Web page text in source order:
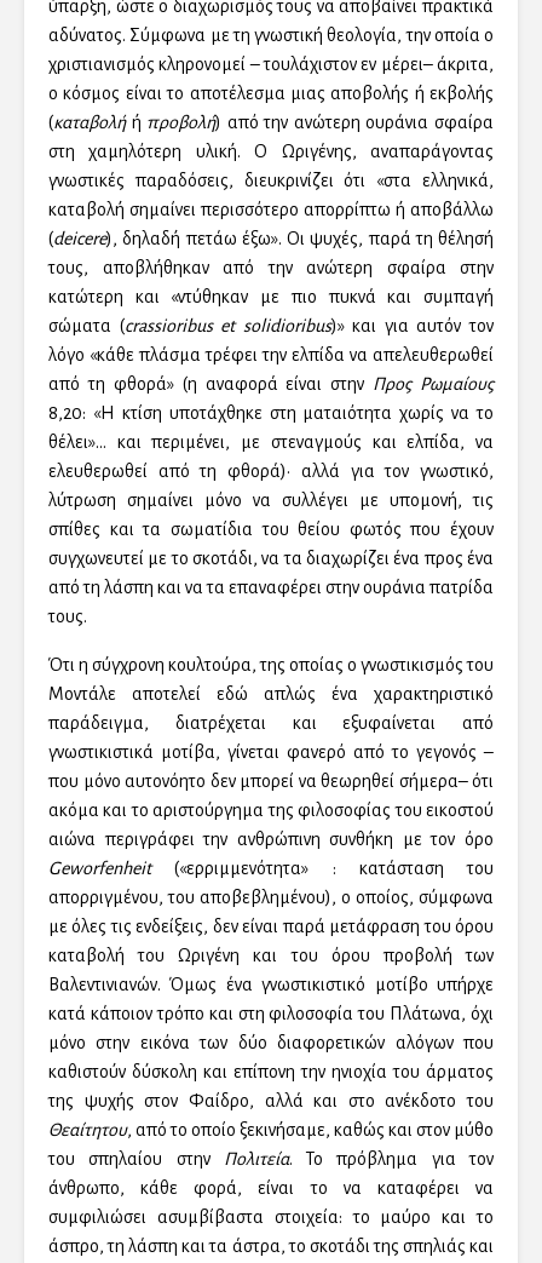
ύπαρξη, ώστε ο διαχωρισμός τους να αποβαίνει πρακτικά
αδύνατος. Σύμφωνα με τη γνωστική θεολογία, την οποία ο
χριστιανισμός κληρονομεί – τουλάχιστον εν μέρει– άκριτα,
ο κόσμος είναι το αποτέλεσμα μιας αποβολής ή εκβολής
(καταβολήή προβολή) από την ανώτερη ουράνια σφαίρα
στη χαμηλότερη υλική. Ο Ωριγένης, αναπαράγοντας
γνωστικές παραδόσεις, διευκρινίζει ότι «στα ελληνικά,
καταβολή σημαίνει περισσότερο απορρίπτω ή αποβάλλω
(deicere), δηλαδή πετάω έξω». Οι ψυχές, παρά τη θέλησή
τους, αποβλήθηκαν από την ανώτερη σφαίρα στην
κατώτερη και «ντύθηκαν με πιο πυκνά και συμπαγή
σώματα (crassioribus et solidioribus)» και για αυτόν τον
λόγο «κάθε πλάσμα τρέφει την ελπίδα να απελευθερωθεί
από τη φθορά» (η αναφορά είναι στην Προς Ρωμαίους
8,20: «Η κτίση υποτάχθηκε στη ματαιότητα χωρίς να το
θέλει»… και περιμένει, με στεναγμούς και ελπίδα, να
ελευθερωθεί από τη φθορά)· αλλά για τον γνωστικό,
λύτρωση σημαίνει μόνο να συλλέγει με υπομονή, τις
σπίθες και τα σωματίδια του θείου φωτός που έχουν
συγχωνευτεί με το σκοτάδι, να τα διαχωρίζει ένα προς ένα
από τη λάσπη και να τα επαναφέρει στην ουράνια πατρίδα
τους.
Ότι η σύγχρονη κουλτούρα, της οποίας ο γνωστικισμός του
Μοντάλε αποτελεί εδώ απλώς ένα χαρακτηριστικό
παράδειγμα, διατρέχεται και εξυφαίνεται από
γνωστικιστικά μοτίβα, γίνεται φανερό από το γεγονός –
που μόνο αυτονόητο δεν μπορεί να θεωρηθεί σήμερα– ότι
ακόμα και το αριστούργημα της φιλοσοφίας του εικοστού
αιώνα περιγράφει την ανθρώπινη συνθήκη με τον όρο
Geworfenheit(«ερριμμενότητα» : κατάσταση του
απορριγμένου, του αποβεβλημένου), ο οποίος, σύμφωνα
με όλες τις ενδείξεις, δεν είναι παρά μετάφραση του όρου
καταβολή του Ωριγένη και του όρου προβολή των
Βαλεντινιανών. Όμως ένα γνωστικιστικό μοτίβο υπήρχε
κατά κάποιον τρόπο και στη φιλοσοφία του Πλάτωνα, όχι
μόνο στην εικόνα των δύο διαφορετικών αλόγων που
καθιστούν δύσκολη και επίπονη την ηνιοχία του άρματος
της ψυχής στον Φαίδρο, αλλά και στο ανέκδοτο του
Θεαίτητου, από το οποίο ξεκινήσαμε, καθώς και στον μύθο
του σπηλαίου στην Πολιτεία. Το πρόβλημα για τον
άνθρωπο, κάθε φορά, είναι το να καταφέρει να
συμφιλιώσει ασυμβίβαστα στοιχεία: το μαύρο και το
άσπρο, τη λάσπη και τα άστρα, το σκοτάδι της σπηλιάς και